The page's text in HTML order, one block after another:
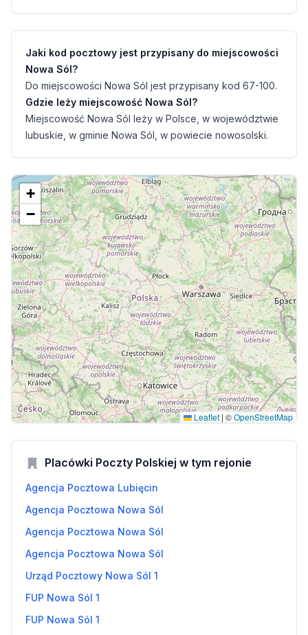
Jaki kod pocztowy jest przypisany do miejscowości
Nowa Sól?
Do miejscowości Nowa Sól jest przypisany kod 67-100.
Gdzie leży miejscowość Nowa Sól?
Miejscowość Nowa Sól leży w Polsce, w województwie
lubuskie, w gminie Nowa Sól, w powiecie nowosolski.
+
−
Leaflet | ©OpenStreetMap
Placówki Poczty Polskiej w tym rejonie
Agencja Pocztowa Lubięcin
Agencja Pocztowa Nowa Sól
Agencja Pocztowa Nowa Sól
Agencja Pocztowa Nowa Sól
Urząd Pocztowy Nowa Sól 1
FUP Nowa Sól 1
FUP Nowa Sól 1